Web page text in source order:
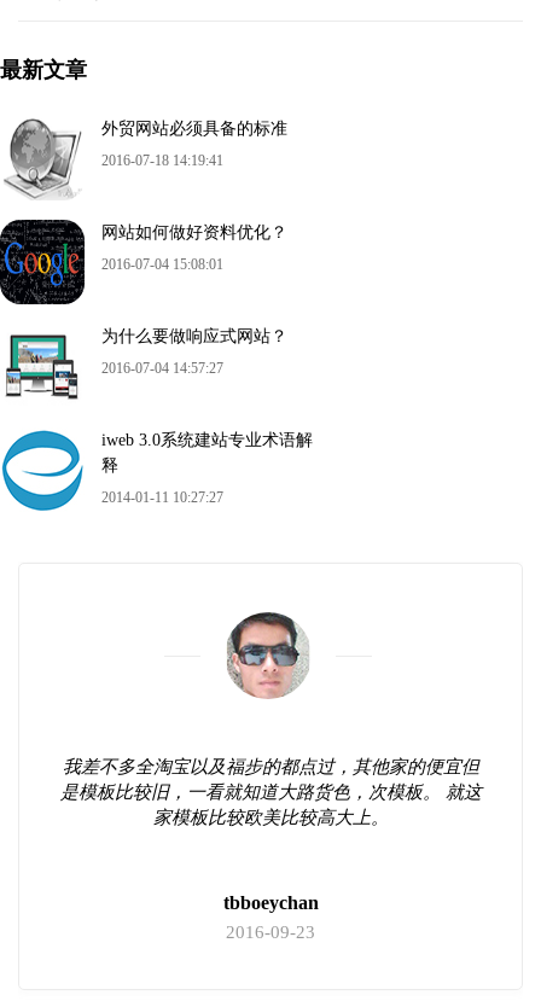
最新文章
外贸网站必须具备的标准
2016-07-18 14:19:41
网站如何做好资料优化？
2016-07-04 15:08:01
为什么要做响应式网站？
2016-07-04 14:57:27
iweb 3.0系统建站专业术语解
释
2014-01-11 10:27:27
我差不多全淘宝以及福步的都点过，其他家的便宜但
是模板比较旧，一看就知道大路货色，次模板。 就这
家模板比较欧美比较高大上。
tbboeychan
2016-09-23